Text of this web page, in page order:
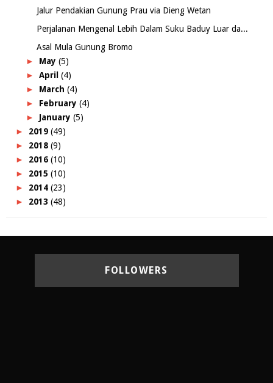
Jalur Pendakian Gunung Prau via Dieng Wetan
Perjalanan Mengenal Lebih Dalam Suku Baduy Luar da...
Asal Mula Gunung Bromo
► May (5)
► April (4)
► March (4)
► February (4)
► January (5)
► 2019 (49)
► 2018 (9)
► 2016 (10)
► 2015 (10)
► 2014 (23)
► 2013 (48)
FOLLOWERS